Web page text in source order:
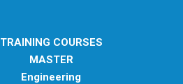
TRAINING COURSES
MASTER
Engineering